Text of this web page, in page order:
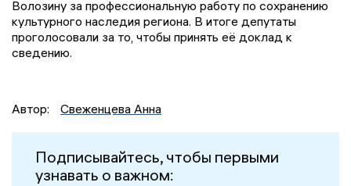
Волозину за профессиональную работу по сохранению
культурного наследия региона. В итоге депутаты
проголосовали за то, чтобы принять её доклад к
сведению.
Автор: Свеженцева Анна
Подписывайтесь, чтобы первыми
узнавать о важном: